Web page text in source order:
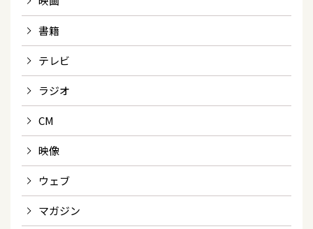
書籍
テレビ
ラジオ
CM
映像
ウェブ
マガジン